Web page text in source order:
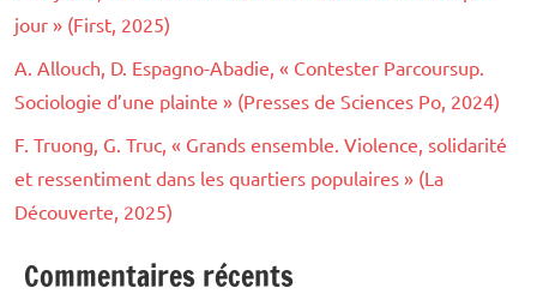
jour » (First, 2025)
A. Allouch, D. Espagno-Abadie, « Contester Parcoursup.
Sociologie d’une plainte » (Presses de Sciences Po, 2024)
F. Truong, G. Truc, « Grands ensemble. Violence, solidarité
et ressentiment dans les quartiers populaires » (La
Découverte, 2025)
Commentaires récents